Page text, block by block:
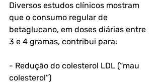
Diversos estudos clínicos mostram
que o consumo regular de
betaglucano, em doses diárias entre
3 e 4 gramas, contribui para:
- Redução do colesterol LDL (“mau
colesterol”)